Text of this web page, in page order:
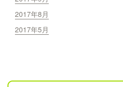
2017年8月
2017年5月